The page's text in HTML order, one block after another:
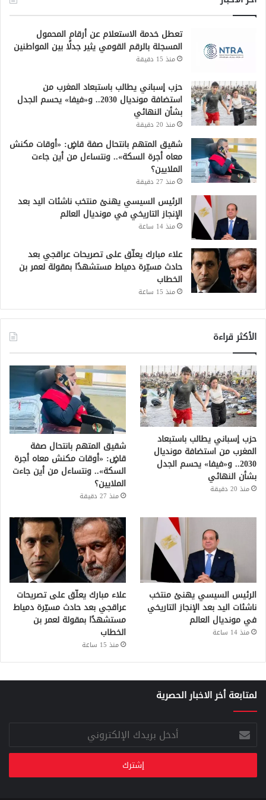
تعطل خدمة الاستعلام عن أرقام المحمول
المسجلة بالرقم القومي يثير جدلًا بين المواطنين
منذ 15 دقيقة
حزب إسباني يطالب باستبعاد المغرب من
استضافة مونديال 2030.. و«فيفا» يحسم الجدل
بشأن النهائي
منذ 20 دقيقة
شقيق المتهم بانتحال صفة قاضٍ: «أوقات مكنش
معاه أجرة السكة».. ونتساءل من أين جاءت
الملايين؟
منذ 27 دقيقة
الرئيس السيسي يهنئ منتخب ناشئات اليد بعد
الإنجاز التاريخي في مونديال العالم
منذ 14 ساعة
علاء مبارك يعلّق على تصريحات عراقجي بعد
حادث مسيّرة دمياط مستشهدًا بمقولة لعمر بن
الخطاب
منذ 15 ساعة
الأكثر قراءة
حزب إسباني يطالب باستبعاد
المغرب من استضافة مونديال
2030.. و«فيفا» يحسم الجدل
بشأن النهائي
منذ 20 دقيقة
شقيق المتهم بانتحال صفة
قاضٍ: «أوقات مكنش معاه أجرة
السكة».. ونتساءل من أين جاءت
الملايين؟
منذ 27 دقيقة
الرئيس السيسي يهنئ منتخب
ناشئات اليد بعد الإنجاز التاريخي
في مونديال العالم
منذ 14 ساعة
علاء مبارك يعلّق على تصريحات
عراقجي بعد حادث مسيّرة دمياط
مستشهدًا بمقولة لعمر بن
الخطاب
منذ 15 ساعة
لمتابعة أخر الاخبار الحصرية
أدخل
بريدك
الإلكتروني